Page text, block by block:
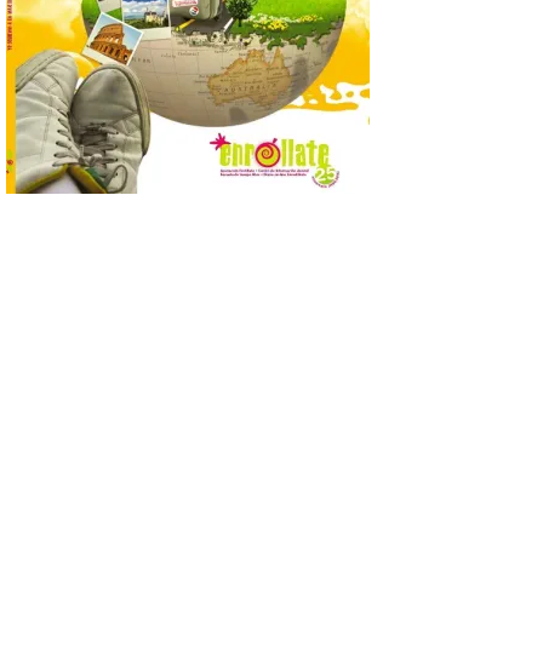
para observar el eclipse
solar del 12 de agosto de 2026 sin
obstáculos. El visor es una herramienta a
la […]
Paradores renueva su
compromiso con La Vuelta